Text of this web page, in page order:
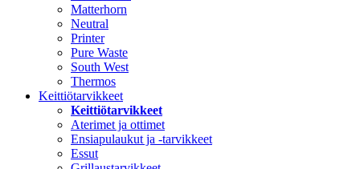
Matterhorn
Neutral
Printer
Pure Waste
South West
Thermos
Keittiötarvikkeet
Keittiötarvikkeet
Aterimet ja ottimet
Ensiapulaukut ja -tarvikkeet
Essut